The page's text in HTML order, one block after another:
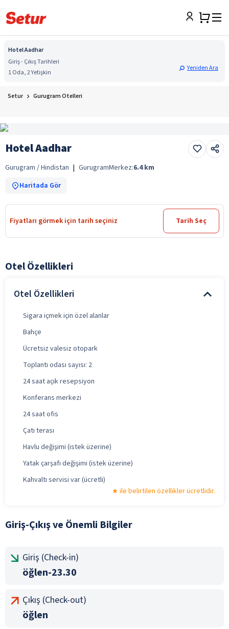
Hotel Aadhar
Giriş - Çıkış Tarihleri
1 Oda, 2 Yetişkin
Yeniden Ara
Setur Gurugram Otelleri
Hotel Aadhar
Gurugram / Hindistan | GurugramMerkez:6.4 km
Haritada Gör
Fiyatları görmek için tarih seçiniz Tarih Seç
Otel Özellikleri
Otel Özellikleri
Sigara içmek için özel alanlar
Bahçe
Ücretsiz valesiz otopark
Toplantı odası sayısı: 2
24 saat açık resepsiyon
Konferans merkezi
24 saat ofis
Çatı terası
Havlu değişimi (istek üzerine)
Yatak çarşafı değişimi (istek üzerine)
Kahvaltı servisi var (ücretli)
ile belirtilen özellikler ücretlidir.
Giriş-Çıkış ve Önemli Bilgiler
Giriş (Check-in)
öğlen-23.30
Çıkış (Check-out)
öğlen